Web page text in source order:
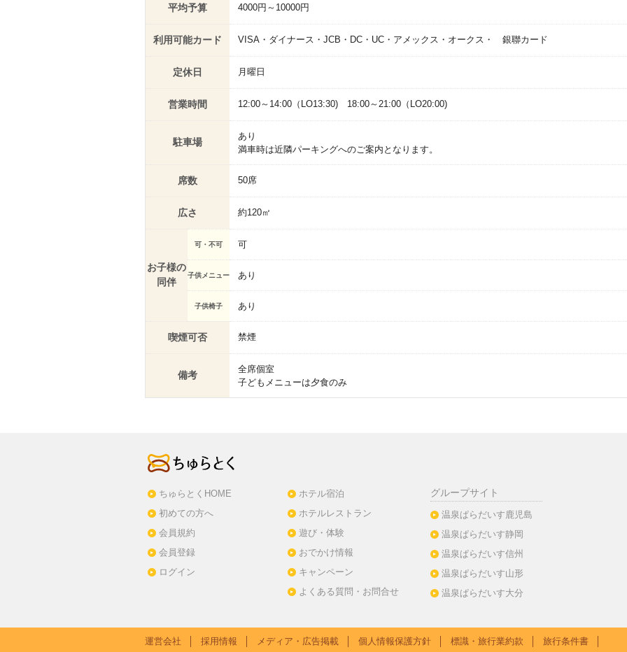
平均予算 4000円～10000円
利用可能カード VISA・ダイナース・JCB・DC・UC・アメックス・オークス・ 銀聯カード
定休日 月曜日
営業時間 12:00～14:00（LO13:30) 18:00～21:00（LO20:00)
駐車場
あり
満車時は近隣パーキングへのご案内となります。
席数 50席
広さ 約120㎡
お子様の
同伴
可・不可 可
子供メニュー あり
子供椅子 あり
喫煙可否 禁煙
備考
全席個室
子どもメニューは夕食のみ
ちゅらとくHOME
初めての方へ
会員規約
会員登録
ログイン
ホテル宿泊
ホテルレストラン
遊び・体験
おでかけ情報
キャンペーン
よくある質問・お問合せ
グループサイト
温泉ぱらだいす鹿児島
温泉ぱらだいす静岡
温泉ぱらだいす信州
温泉ぱらだいす山形
温泉ぱらだいす大分
運営会社 採用情報 メディア・広告掲載 個人情報保護方針 標識・旅行業約款 旅行条件書